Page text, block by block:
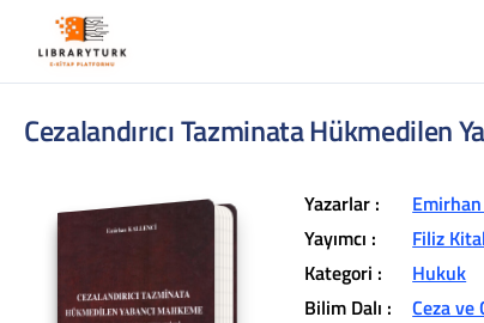
Cezalandırıcı Tazminata Hükmedilen
Yazarlar :
Yayımcı :
Filiz
Kategori :
Hukuk
Bilim Dalı :
Ceza